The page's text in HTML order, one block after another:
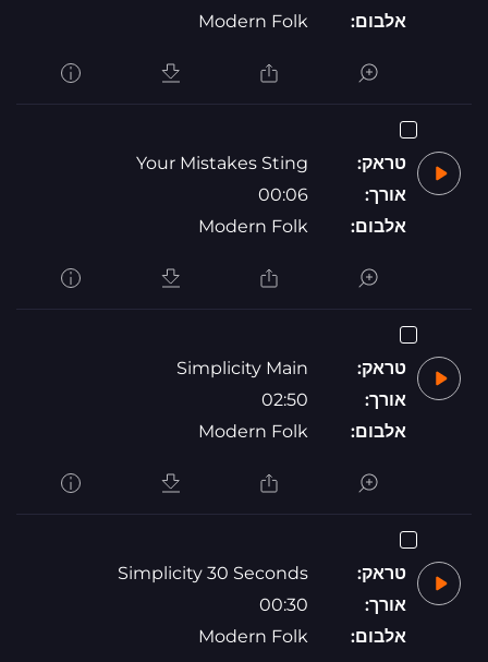
אלבום:
Modern Folk
טראק:
Your Mistakes Sting
אורך:
00:06
אלבום:
Modern Folk
טראק:
Simplicity Main
אורך:
02:50
אלבום:
Modern Folk
טראק:
Simplicity 30 Seconds
אורך:
00:30
אלבום:
Modern Folk